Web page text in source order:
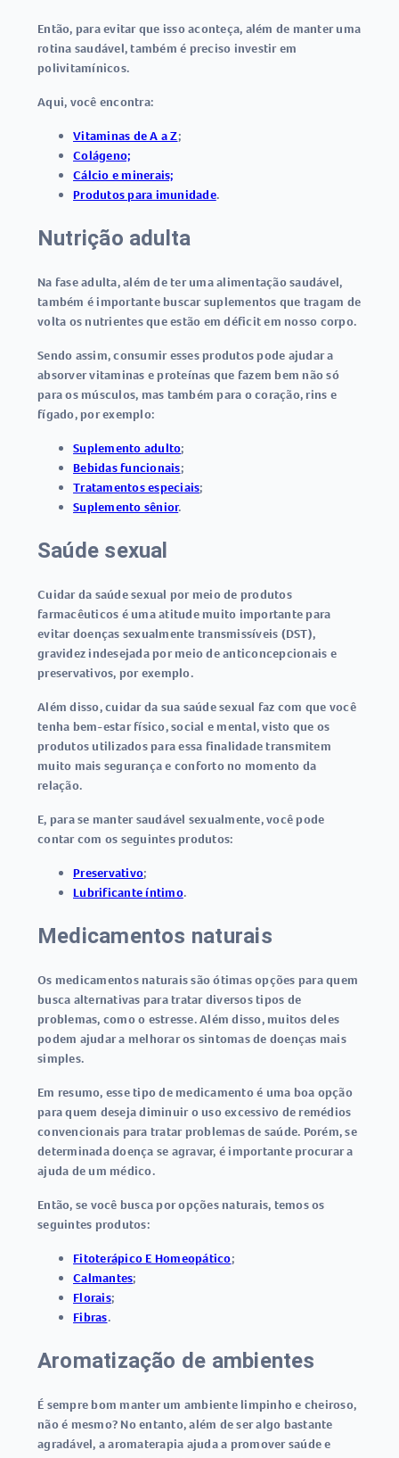
Então, para evitar que isso aconteça, além de manter uma
rotina saudável, também é preciso investir em
polivitamínicos.
Aqui, você encontra:
Vitaminas de A a Z;
Colágeno;
Cálcio e minerais;
Produtos para imunidade.
Nutrição adulta
Na fase adulta, além de ter uma alimentação saudável,
também é importante buscar suplementos que tragam de
volta os nutrientes que estão em déficit em nosso corpo.
Sendo assim, consumir esses produtos pode ajudar a
absorver vitaminas e proteínas que fazem bem não só
para os músculos, mas também para o coração, rins e
fígado, por exemplo:
Suplemento adulto;
Bebidas funcionais;
Tratamentos especiais;
Suplemento sênior.
Saúde sexual
Cuidar da saúde sexual por meio de produtos
farmacêuticos é uma atitude muito importante para
evitar doenças sexualmente transmissíveis (DST),
gravidez indesejada por meio de anticoncepcionais e
preservativos, por exemplo.
Além disso, cuidar da sua saúde sexual faz com que você
tenha bem-estar físico, social e mental, visto que os
produtos utilizados para essa finalidade transmitem
muito mais segurança e conforto no momento da
relação.
E, para se manter saudável sexualmente, você pode
contar com os seguintes produtos:
Preservativo;
Lubrificante íntimo.
Medicamentos naturais
Os medicamentos naturais são ótimas opções para quem
busca alternativas para tratar diversos tipos de
problemas, como o estresse. Além disso, muitos deles
podem ajudar a melhorar os sintomas de doenças mais
simples.
Em resumo, esse tipo de medicamento é uma boa opção
para quem deseja diminuir o uso excessivo de remédios
convencionais para tratar problemas de saúde. Porém, se
determinada doença se agravar, é importante procurar a
ajuda de um médico.
Então, se você busca por opções naturais, temos os
seguintes produtos:
Fitoterápico E Homeopático;
Calmantes;
Florais;
Fibras.
Aromatização de ambientes
É sempre bom manter um ambiente limpinho e cheiroso,
não é mesmo? No entanto, além de ser algo bastante
agradável, aaromaterapia ajuda a promover saúde e